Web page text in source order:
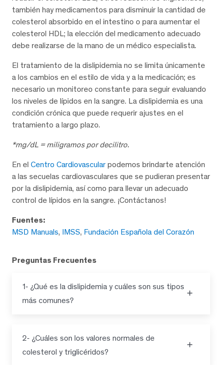
también hay medicamentos para disminuir la cantidad de
colesterol absorbido en el intestino o para aumentar el
colesterol HDL; la elección del medicamento adecuado
debe realizarse de la mano de un médico especialista.
El tratamiento de la dislipidemia no se limita únicamente
a los cambios en el estilo de vida y a la medicación; es
necesario un monitoreo constante para seguir evaluando
los niveles de lípidos en la sangre. La dislipidemia es una
condición crónica que puede requerir ajustes en el
tratamiento a largo plazo.
*mg/dL = miligramos por decilitro.
En el Centro Cardiovascular podemos brindarte atención
a las secuelas cardiovasculares que se pudieran presentar
por la dislipidemia, así como para llevar un adecuado
control de lípidos en la sangre. ¡Contáctanos!
Fuentes:
MSD Manuals, IMSS, Fundación Española del Corazón
Preguntas Frecuentes
1- ¿Qué es la dislipidemia y cuáles son sus tipos
más comunes?
2- ¿Cuáles son los valores normales de
colesterol y triglicéridos?